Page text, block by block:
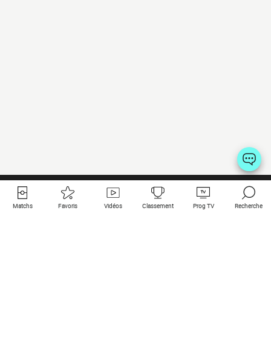
Matchs Favoris Vidéos Classement Prog TV Recherche